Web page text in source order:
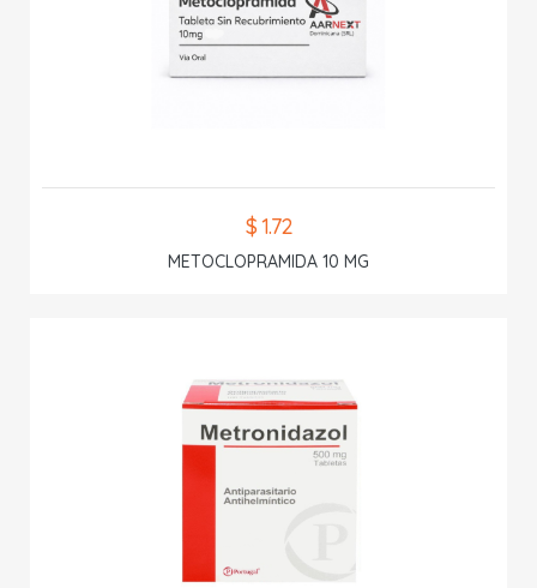
$ 1.72
METOCLOPRAMIDA 10 MG